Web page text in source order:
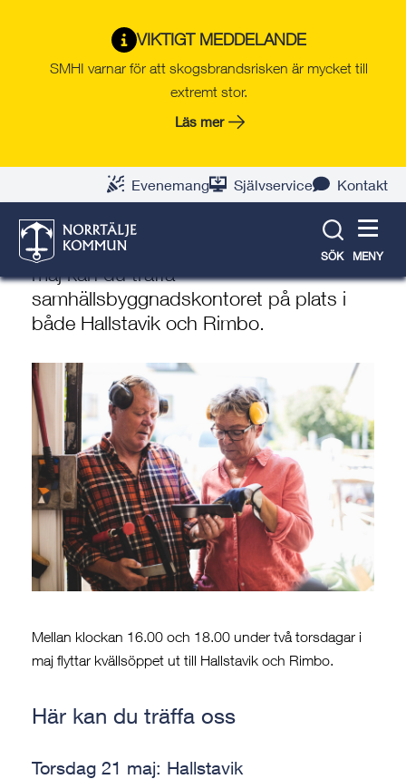
VIKTIGT MEDDELANDE
SMHI varnar för att skogsbrandsrisken är mycket till
extremt stor.
Läs mer
Evenemang Självservice Kontakt
SÖK MENY
Kvällsöppet på
samhällsbyggnadskontoret
till Hallstavik 21 maj och
18 maj 2026
Har du frågor om bygglov, enskilt
avlopp, bergvärme eller kartmaterial? I
maj kan du träffa
samhällsbyggnadskontoret på plats i
både Hallstavik och Rimbo.
Mellan klockan 16.00 och 18.00 under två torsdagar i
maj flyttar kvällsöppet ut till Hallstavik och Rimbo.
Här kan du träffa oss
Torsdag 21 maj: Hallstavik